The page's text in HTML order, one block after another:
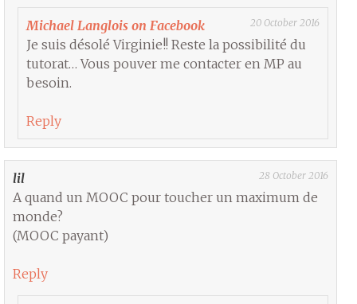
Michael Langlois on Facebook 20 October 2016
Je suis désolé Virginie!! Reste la possibilité du
tutorat… Vous pouver me contacter en MP au
besoin.
Reply
lil 28 October 2016
A quand un MOOC pour toucher un maximum de
monde?
(MOOC payant)
Reply